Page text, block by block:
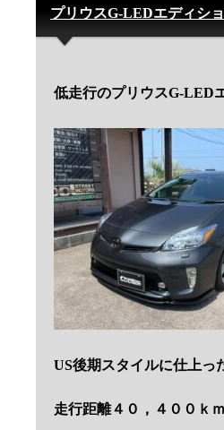
プリウスG-LEDエディシ
低走行のプリウスG-LED
US後期スタイルに仕上っ
走行距離４０，４００ｋ